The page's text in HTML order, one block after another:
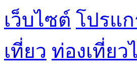
เว็บไซต์ โปรแ
เที่ยว ท่องเที่ยว